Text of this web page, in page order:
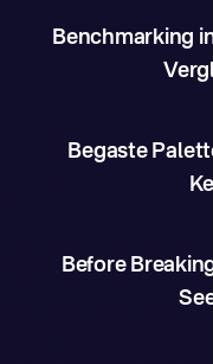
Benchmarking
Begaste
Before